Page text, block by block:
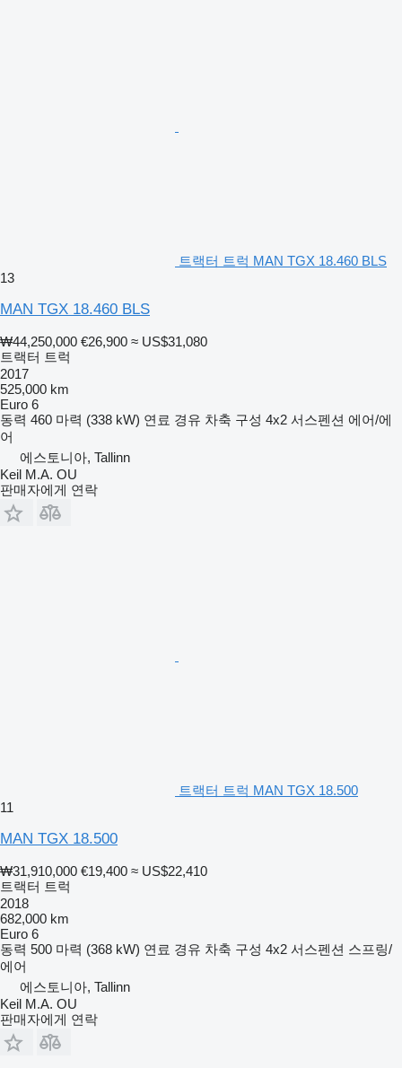
트랙터 트럭 MAN TGX 18.460 BLS
13
MAN TGX 18.460 BLS
₩44,250,000 €26,900 ≈ US$31,080
트랙터 트럭
2017
525,000 km
Euro 6
동력 460 마력 (338 kW) 연료 경유 차축 구성 4x2 서스펜션 에어/에
어
에스토니아, Tallinn
Keil M.A. OU
판매자에게 연락
트랙터 트럭 MAN TGX 18.500
11
MAN TGX 18.500
₩31,910,000 €19,400 ≈ US$22,410
트랙터 트럭
2018
682,000 km
Euro 6
동력 500 마력 (368 kW) 연료 경유 차축 구성 4x2 서스펜션 스프링/
에어
에스토니아, Tallinn
Keil M.A. OU
판매자에게 연락